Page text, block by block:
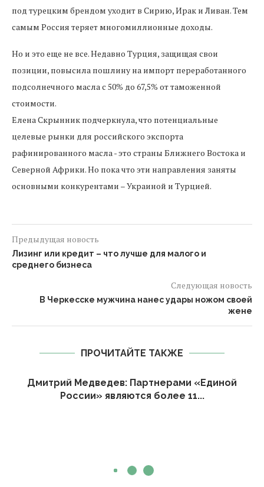
под турецким брендом уходит в Сирию, Ирак и Ливан. Тем
самым Россия теряет многомиллионные доходы.
Но и это еще не все. Недавно Турция, защищая свои
позиции, повысила пошлину на импорт переработанного
подсолнечного масла с 50% до 67,5% от таможенной
стоимости.
Елена Скрынник подчеркнула, что потенциальные
целевые рынки для российского экспорта
рафинированного масла - это страны Ближнего Востока и
Северной Африки. Но пока что эти направления заняты
основными конкурентами – Украиной и Турцией.
Предыдущая новость
Лизинг или кредит – что лучше для малого и
среднего бизнеса
Следующая новость
В Черкесске мужчина нанес удары ножом своей
жене
ПРОЧИТАЙТЕ ТАКЖЕ
Дмитрий Медведев: Партнерами «Единой
России» являются более 11...